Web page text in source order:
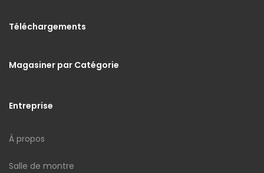
Téléchargements
Magasiner par Catégorie
Entreprise
À propos
Salle de montre